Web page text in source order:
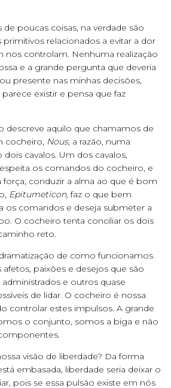
poucas coisas, na verdade são
relacionados a evitar a dor
nos controlam. Nenhuma realização
e a grande pergunta que deveria
presente nas minhas decisões,
existir e pensa que faz
descreve aquilo que chamamos de
cocheiro, Nous, a razão, numa
cavalos. Um dos cavalos,
os comandos do cocheiro, e
força, conduzir a alma ao que é bom
Epitumeticon, faz o que bem
os comandos e deseja submeter a
O cocheiro tenta conciliar os dois
reto.
de como funcionamos
paixões e desejos que são
e outros quase
de lidar. O cocheiro é nossa
controlar estes impulsos. A grande
o conjunto, somos a biga e não
visão de liberdade? Da forma
embasada, liberdade seria deixar o
pois se essa pulsão existe em nós